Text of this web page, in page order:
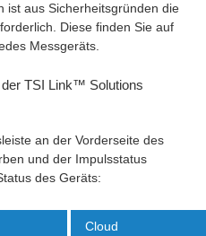
ist aus Sicherheitsgründen die
Diese finden Sie auf
Messgeräts.
TSI Link™ Solutions
an der Vorderseite des
und der Impulsstatus
des Geräts:
Cloud